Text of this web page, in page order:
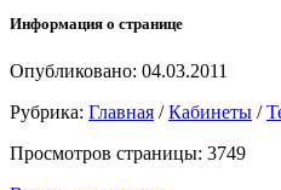
Информация о странице
Опубликовано: 04.03.2011
Рубрика: Главная /Кабинеты /
Просмотров страницы: 3749